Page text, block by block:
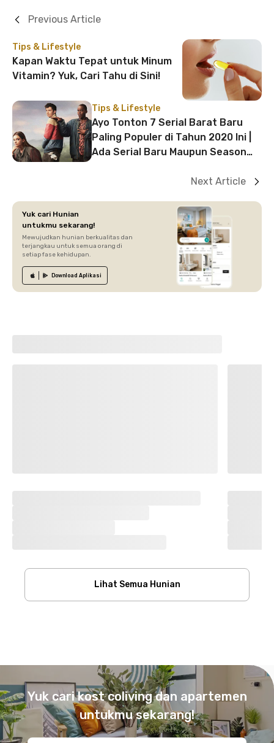
Tips & Lifestyle
Kapan Waktu Tepat untuk Minum
Vitamin? Yuk, Cari Tahu di Sini!
Previous Article
Tips & Lifestyle
Ayo Tonton 7 Serial Barat Baru
Paling Populer di Tahun 2020 Ini |
Ada Serial Baru Maupun Season
Next Article
Yuk cari Hunian
untukmu sekarang!
Mewujudkan hunian berkualitas dan
terjangkau untuk semua orang di
setiap fase kehidupan.
Download Aplikasi
Lihat Semua Hunian
Yuk cari kost coliving dan apartemen
untukmu sekarang!